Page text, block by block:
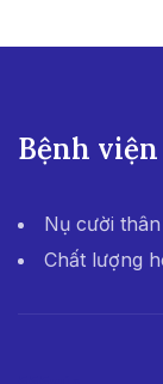
Bệnh
Nụ cười
Chất lượng